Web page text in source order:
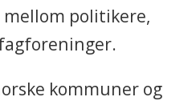
politikere,
kommuner og